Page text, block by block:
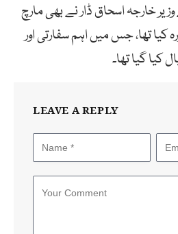
خارجہ اسحاق ڈار نے بھی مارچ
تھا، جس میں اہم سفارتی اور
کیا گیا تھا۔
LEAVE A REPLY